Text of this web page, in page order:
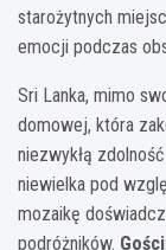
starożytnych
emocji podczas
Sri Lanka, mimo
domowej, która
niezwykłą
niewielka pod
mozaikę
podróżników.